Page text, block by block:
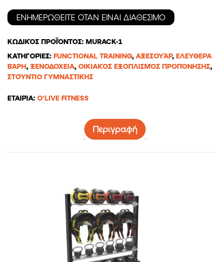
ΚΩΔΙΚΌΣ ΠΡΟΪΌΝΤΟΣ: MURACK-1
ΚΑΤΗΓΟΡΊΕΣ: FUNCTIONAL TRAINING, ΑΞΕΣΟΥΆΡ, ΕΛΕΎΘΕΡΑ
ΒΆΡΗ, ΞΕΝΟΔΟΧΕΊΑ, ΟΙΚΙΑΚΌΣ ΕΞΟΠΛΙΣΜΌΣ ΠΡΟΠΌΝΗΣΗΣ,
ΣΤΟΎΝΤΙΟ ΓΥΜΝΑΣΤΙΚΉΣ
ΕΤΑΙΡΊΑ: O'LIVE FITNESS
Περιγραφή